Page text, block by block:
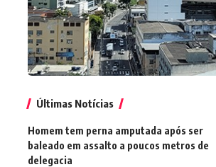
Últimas Notícias
Homem tem perna amputada após ser
baleado em assalto a poucos metros de
delegacia